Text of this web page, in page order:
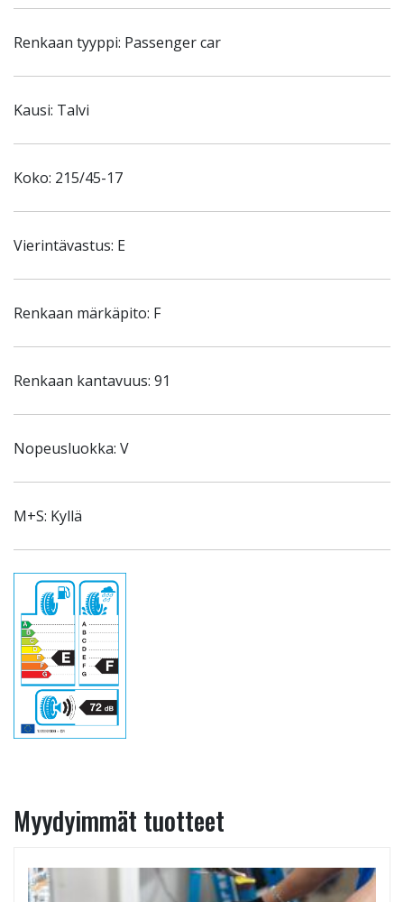
Renkaan tyyppi: Passenger car
Kausi: Talvi
Koko: 215/45-17
Vierintävastus: E
Renkaan märkäpito: F
Renkaan kantavuus: 91
Nopeusluokka: V
M+S: Kyllä
Myydyimmät tuotteet